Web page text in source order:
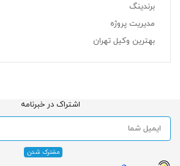
برندینگ
مدیریت پروژه
بهترین وکیل تهران
اشتراک در خبرنامه